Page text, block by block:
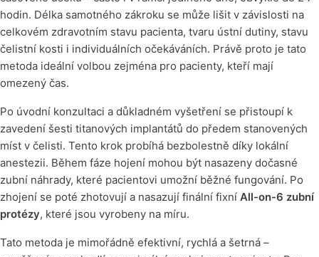
hodin. Délka samotného zákroku se může lišit v závislosti na
celkovém zdravotním stavu pacienta, tvaru ústní dutiny, stavu
čelistní kosti i individuálních očekáváních. Právě proto je tato
metoda ideální volbou zejména pro pacienty, kteří mají
omezený čas.
Po úvodní konzultaci a důkladném vyšetření se přistoupí k
zavedení šesti titanových implantátů do předem stanovených
míst v čelisti. Tento krok probíhá bezbolestně díky lokální
anestezii. Během fáze hojení mohou být nasazeny dočasné
zubní náhrady, které pacientovi umožní běžné fungování. Po
zhojení se poté zhotovují a nasazují finální fixní All-on-6 zubní
protézy, které jsou vyrobeny na míru.
Tato metoda je mimořádně efektivní, rychlá a šetrná –